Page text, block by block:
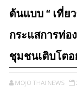
ต้นแบบ “ เที่ย
กระแสการท่อ
ชุมชนเติบโตอ
MOJO THAI NEWS